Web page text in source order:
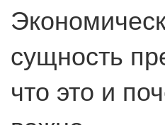
сущность
что это и